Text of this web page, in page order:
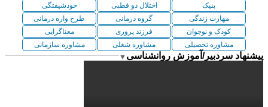
پنیک
اختلال دو قطبی
خودشیفتگی
مهارت زندگی
گروه درمانی
طرح واره درمانی
کودک و نوجوان
فرزند پروری
معناگرایی
مشاوره تحصیلی
مشاوره شغلی مشاوره سازمانی
پیشنهاد سردبیر/آموزش روانشناسی ▼